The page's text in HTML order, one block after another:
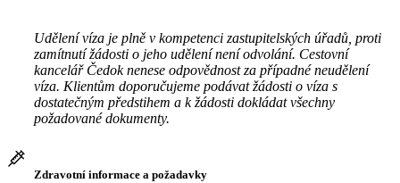
Udělení víza je plně v kompetenci zastupitelských úřadů, proti
zamítnutí žádosti o jeho udělení není odvolání. Cestovní
kancelář Čedok nenese odpovědnost za případné neudělení
víza. Klientům doporučujeme podávat žádosti o víza s
dostatečným předstihem a k žádosti dokládat všechny
požadované dokumenty.
Zdravotní informace a požadavky